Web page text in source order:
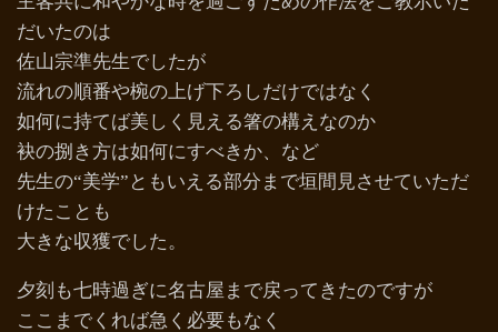
だいたのは
佐山宗準先生でしたが
流れの順番や椀の上げ下ろしだけではなく
如何に持てば美しく見える箸の構えなのか
袂の捌き方は如何にすべきか、など
先生の“美学”ともいえる部分まで垣間見させていただ
けたことも
大きな収獲でした。
夕刻も七時過ぎに名古屋まで戻ってきたのですが
ここまでくれば急く必要もなく